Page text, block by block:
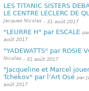
LES TITANIC SISTERS
LE CENTRE LECLERC DE
Jacques Nicolas - 31 août 2017
"LEURRE H" par ESCALE
août 2017
"YADEWATTS" par ROSIE
Nicolas - 31 août 2017
"Jacqueline et Marcel
Tchekov" par l’Art Osé par
août 2017